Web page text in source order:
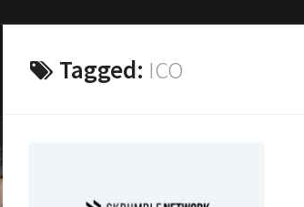
Tagged: ICO